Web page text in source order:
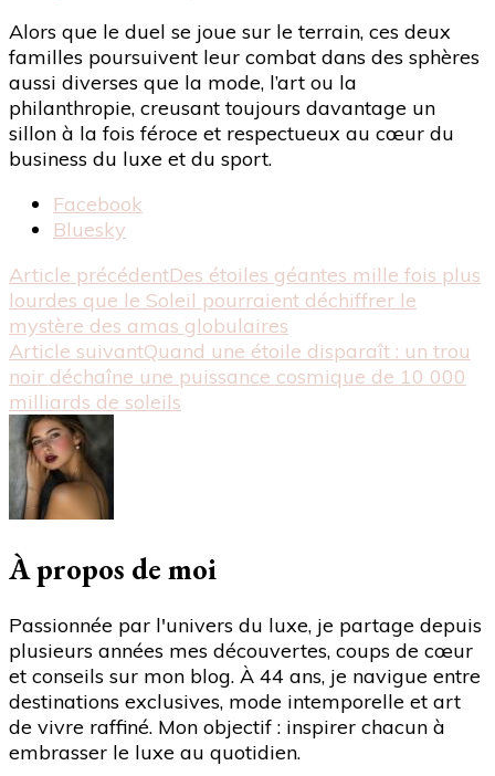
Alors que le duel se joue sur le terrain, ces deux
familles poursuivent leur combat dans des sphères
aussi diverses que la mode, l’art ou la
philanthropie, creusant toujours davantage un
sillon à la fois féroce et respectueux au cœur du
business du luxe et du sport.
Partager
"Paris
FC
–
Rennes
:
Quand
Arnault
et
Pinault
croisent
fer
sur
pelouse,
duel
au
sommet
des
magnats
Facebook
Bluesky
Navigation
d'article
Article précédentDes étoiles géantes mille fois plus
lourdes que le Soleil pourraient déchiffrer le
mystère des amas globulaires
Article suivantQuand une étoile disparaît : un trou
noir déchaîne une puissance cosmique de 10 000
milliards de soleils
À propos de moi
Passionnée par l'univers du luxe, je partage depuis
plusieurs années mes découvertes, coups de cœur
et conseils sur mon blog. À 44 ans, je navigue entre
destinations exclusives, mode intemporelle et art
de vivre raffiné. Mon objectif : inspirer chacun à
embrasser le luxe au quotidien.